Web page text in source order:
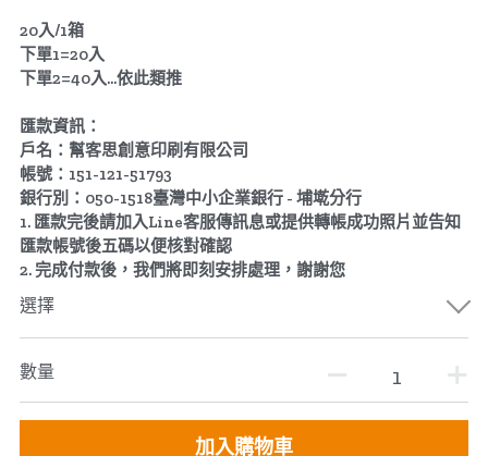
20入/1箱
下單1=20入
下單2=40入...依此類推
匯款資訊：
戶名：幫客思創意印刷有限公司
帳號：151-121-51793
銀行別：050-1518臺灣中小企業銀行 - 埔墘分行
1. 匯款完後請加入Line客服傳訊息或提供轉帳成功照片並告知
匯款帳號後五碼以便核對確認
2. 完成付款後，我們將即刻安排處理，謝謝您
選擇
數量
加入購物車